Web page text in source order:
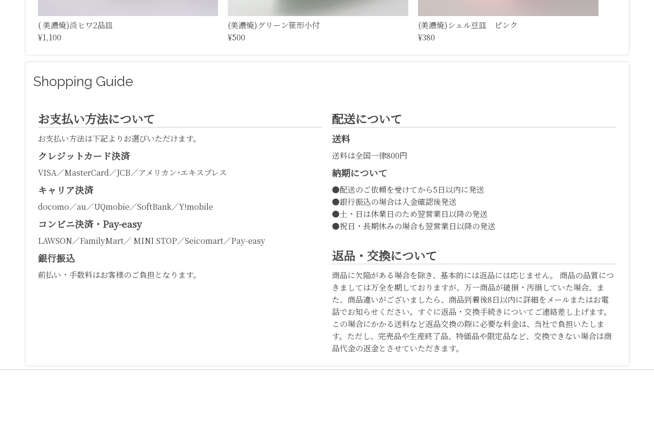
( 美濃焼)淡ヒワ2品皿
¥1,100
(美濃焼)グリーン笹形小付
¥500
(美濃焼)シェル豆皿 ピンク
¥380
Shopping Guide
お支払い方法について
お支払い方法は下記よりお選びいただけます。
クレジットカード決済
VISA／MasterCard／JCB／アメリカン･エキスプレス
キャリア決済
docomo／au／UQmobie／SoftBank／Y!mobile
コンビニ決済・Pay-easy
LAWSON／FamilyMart／ MINI STOP／Seicomart／Pay-easy
銀行振込
前払い・手数料はお客様のご負担となります。
配送について
送料
送料は全国一律800円
納期について
●配送のご依頼を受けてから5日以内に発送
●銀行振込の場合は入金確認後発送
●土・日は休業日のため翌営業日以降の発送
●祝日・長期休みの場合も翌営業日以降の発送
返品・交換について
商品に欠陥がある場合を除き、基本的には返品には応じません。 商品の品質につ
きましては万全を期しておりますが、万一商品が破損・汚損していた場合、ま
た、商品違いがございましたら、商品到着後8日以内に詳細をメールまたはお電
話でお知らせください。すぐに返品・交換手続きについてご連絡差し上げます。
この場合にかかる送料など返品交換の際に必要な料金は、当社で負担いたしま
す。ただし、完売品や生産終了品、特価品や限定品など、交換できない場合は商
品代金の返金とさせていただきます。